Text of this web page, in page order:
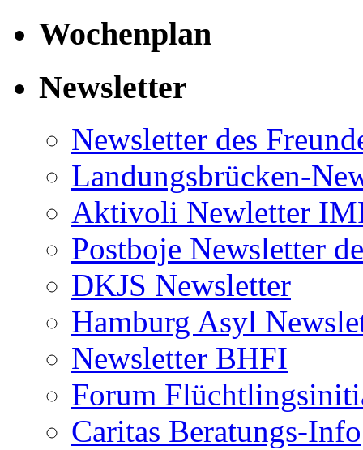
Wochenplan
Newsletter
Newsletter des
Landungsbrücken-
Aktivoli Newletter
Postboje Newsletter
DKJS Newsletter
Hamburg Asyl
Newsletter BHFI
Forum
Caritas Beratungs-Info